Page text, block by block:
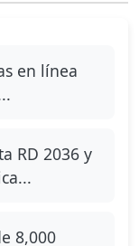
en línea
RD 2036 y
8,000